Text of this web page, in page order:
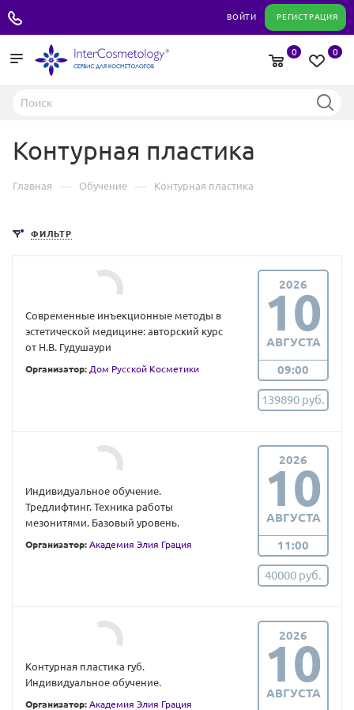
ВОЙТИ РЕГИСТРАЦИЯ
0
0
Контурная пластика
Главная — Обучение — Контурная пластика
ФИЛЬТР
Современные инъекционные методы в
эстетической медицине: авторский курс
от Н.В. Гудушаури
Организатор: Дом Русской Косметики
2026
10
АВГУСТА
09:00
139890 руб.
Индивидуальное обучение.
Тредлифтинг. Техника работы
мезонитями. Базовый уровень.
Организатор: Академия Элия Грация
2026
10
АВГУСТА
11:00
40000 руб.
Контурная пластика губ.
Индивидуальное обучение.
Организатор: Академия Элия Грация
2026
10
АВГУСТА